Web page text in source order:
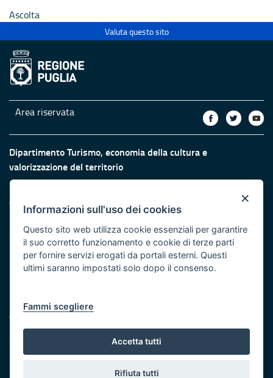
Ascolta
Valuta questo sito
Area riservata
Dipartimento Turismo, economia della cultura e
valorizzazione del territorio
Telefono: + 39 080 5405615
Scrivici:email-PEC
Eventi e Stampa
Ufficio Stampa della Giunta
Accessibilità
Dichiarazione di accessibilità
×
Informazioni sull'uso dei cookies
Questo sito web utilizza cookie essenziali per garantire
il suo corretto funzionamento e cookie di terze parti
per fornire servizi erogati da portali esterni. Questi
ultimi saranno impostati solo dopo il consenso.
Fammi scegliere
Accetta tutti
Rifiuta tutti